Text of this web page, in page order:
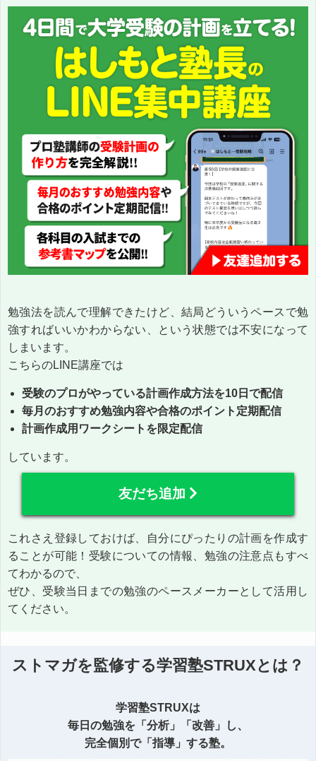
勉強法を読んで理解できたけど、結局どういうペースで勉
強すればいいかわからない、という状態では不安になって
しまいます。
こちらのLINE講座では
受験のプロがやっている計画作成方法を10日で配信
毎月のおすすめ勉強内容や合格のポイント定期配信
計画作成用ワークシートを限定配信
しています。
友だち追加
これさえ登録しておけば、自分にぴったりの計画を作成す
ることが可能！受験についての情報、勉強の注意点もすべ
てわかるので、
ぜひ、受験当日までの勉強のペースメーカーとして活用し
てください。
ストマガを監修する学習塾STRUXとは？
学習塾STRUXは
毎日の勉強を「分析」「改善」し、
完全個別で「指導」する塾。